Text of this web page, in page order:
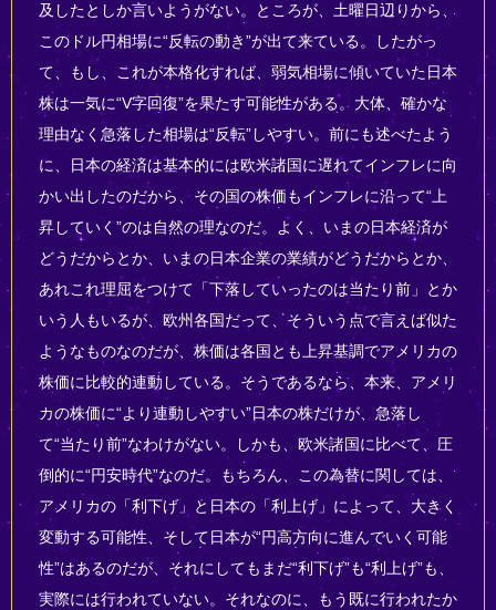
及したとしか言いようがない。ところが、土曜日辺りから、
このドル円相場に“反転の動き”が出て来ている。したがっ
て、もし、これが本格化すれば、弱気相場に傾いていた日本
株は一気に“V字回復”を果たす可能性がある。大体、確かな
理由なく急落した相場は“反転”しやすい。前にも述べたよう
に、日本の経済は基本的には欧米諸国に遅れてインフレに向
かい出したのだから、その国の株価もインフレに沿って“上
昇していく”のは自然の理なのだ。よく、いまの日本経済が
どうだからとか、いまの日本企業の業績がどうだからとか、
あれこれ理屈をつけて「下落していったのは当たり前」とか
いう人もいるが、欧州各国だって、そういう点で言えば似た
ようなものなのだが、株価は各国とも上昇基調でアメリカの
株価に比較的連動している。そうであるなら、本来、アメリ
カの株価に“より連動しやすい”日本の株だけが、急落し
て“当たり前”なわけがない。しかも、欧米諸国に比べて、圧
倒的に“円安時代”なのだ。もちろん、この為替に関しては、
アメリカの「利下げ」と日本の「利上げ」によって、大きく
変動する可能性、そして日本が“円高方向に進んでいく可能
性”はあるのだが、それにしてもまだ“利下げ”も“利上げ”も、
実際には行われていない。それなのに、もう既に行われたか